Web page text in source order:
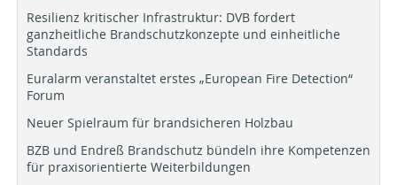
Resilienz kritischer Infrastruktur: DVB fordert
ganzheitliche Brandschutzkonzepte und einheitliche
Standards
Euralarm veranstaltet erstes „European Fire Detection“
Forum
Neuer Spielraum für brandsicheren Holzbau
BZB und Endreß Brandschutz bündeln ihre Kompetenzen
für praxisorientierte Weiterbildungen